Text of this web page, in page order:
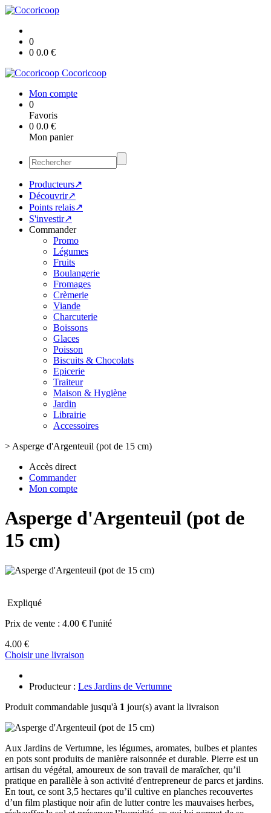
0
0 0.0 €
Cocoricoop
Mon compte
0
Favoris
0 0.0 €
Mon panier
Producteurs↗
Découvrir↗
Points relais↗
S'investir↗
Commander
Promo
Légumes
Fruits
Boulangerie
Fromages
Crèmerie
Viande
Charcuterie
Boissons
Glaces
Poisson
Biscuits & Chocolats
Epicerie
Traiteur
Maison & Hygiène
Jardin
Librairie
Accessoires
> Asperge d'Argenteuil (pot de 15 cm)
Accès direct
Commander
Mon compte
Asperge d'Argenteuil (pot de
15 cm)
Expliqué
Prix de vente : 4.00 € l'unité
4.00 €
Choisir une livraison
Producteur : Les Jardins de Vertumne
Produit commandable jusqu'à 1 jour(s) avant la livraison
Aux Jardins de Vertumne, les légumes, aromates, bulbes et plantes
en pots sont produits de manière raisonnée et durable. Pierre est un
artisan du végétal, amoureux de son travail de maraîcher, qu’il
pratique en parallèle à son activité d'entrepreneur de parcs et jardins.
En tout, ce sont 3,5 hectares qu’il cultive en planches recouvertes
d’un film plastique noir afin de lutter contre les mauvaises herbes,